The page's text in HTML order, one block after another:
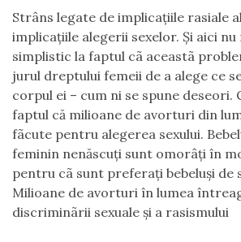
Strâns legate de implicaţiile rasiale
implicaţiile alegerii sexelor. Şi aici
simplistic la faptul cã aceastã
jurul dreptului femeii de a alege ce
corpul ei – cum ni se spune deseori.
faptul că milioane de avorturi din
fãcute pentru alegerea sexului.
feminin nenăscuţi sunt omorâţi în
pentru cã sunt preferaţi bebeluşi de
Milioane de avorturi în lumea
discriminãrii sexuale şi a rasismului